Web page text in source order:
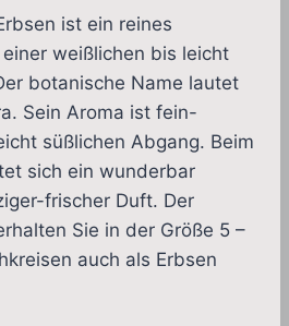
bis
38,00 €
ist ein reines
weißlichen bis leicht
botanische Name lautet
Sein Aroma ist fein-
süßlichen Abgang. Beim
sich ein wunderbar
frischer Duft. Der
Sie in der Größe 5 –
auch als Erbsen